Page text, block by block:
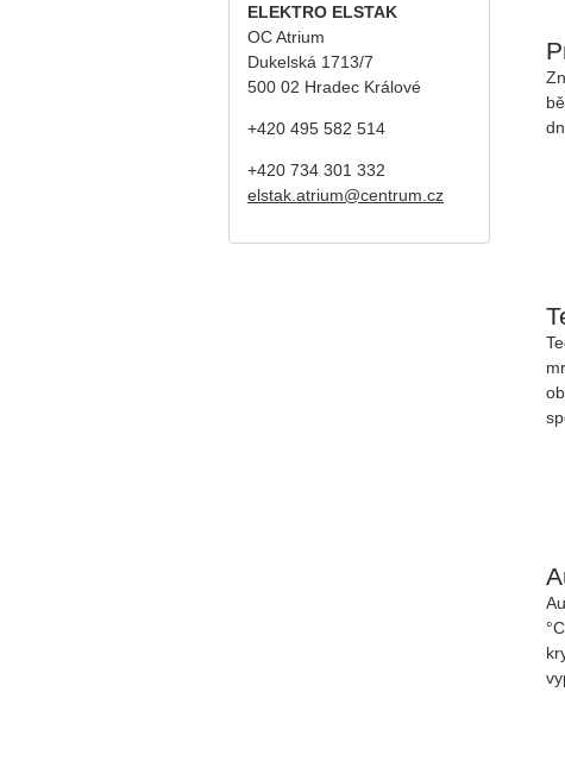
ELEKTRO ELSTAK
OC Atrium
Dukelská 1713/7
500 02 Hradec Králové
+420 495 582 514
+420 734 301 332
elstak.atrium@centrum.cz